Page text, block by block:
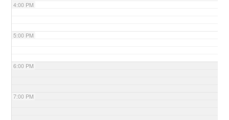
4:00 PM
5:00 PM
6:00 PM
7:00 PM